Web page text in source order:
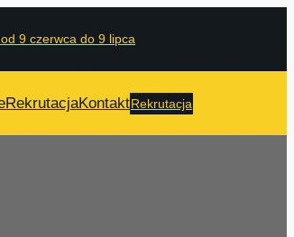
9 czerwca do 9 lipca
RekrutacjaKontaktRekrutacja